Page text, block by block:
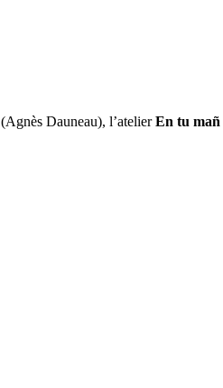
(Agnès Dauneau), l’atelierEn tu mañ